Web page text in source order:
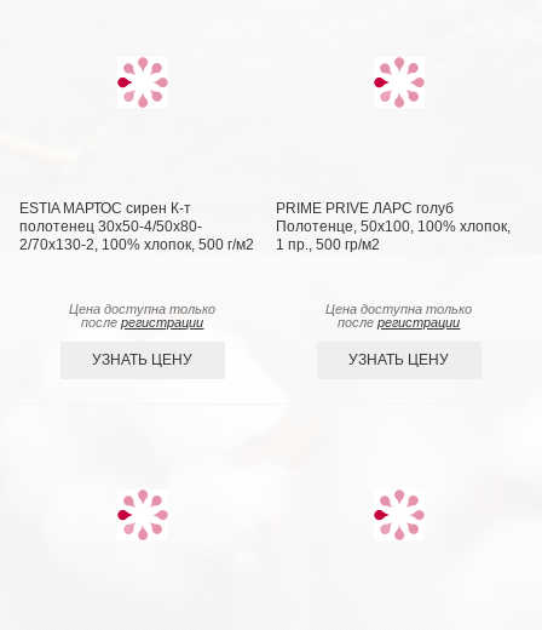
ESTIA МАРТОС сирен К-т
полотенец 30х50-4/50х80-
2/70х130-2, 100% хлопок, 500 г/м2
Цена доступна только
послерегистрации
УЗНАТЬ ЦЕНУ
PRIME PRIVE ЛАРС голуб
Полотенце, 50x100, 100% хлопок,
1 пр., 500 гр/м2
Цена доступна только
послерегистрации
УЗНАТЬ ЦЕНУ